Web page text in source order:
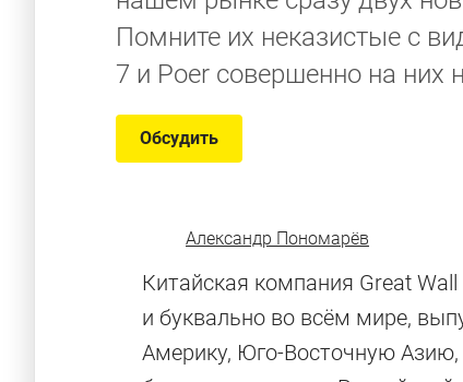
Помните их неказистые с
7 и Poer совершенно на них
Обсудить
Александр Пономарёв
Китайская компания Great
и буквально во всём мире,
Америку, Юго-Восточную